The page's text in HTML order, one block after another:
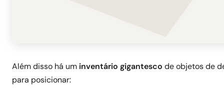
Além disso há um inventário gigantesco de objetos de
para posicionar: